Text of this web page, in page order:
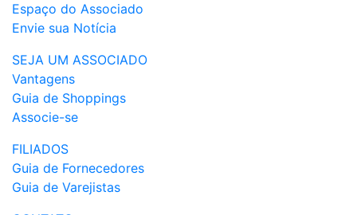
Espaço do Associado
Envie sua Notícia
SEJA UM ASSOCIADO
Vantagens
Guia de Shoppings
Associe-se
FILIADOS
Guia de Fornecedores
Guia de Varejistas